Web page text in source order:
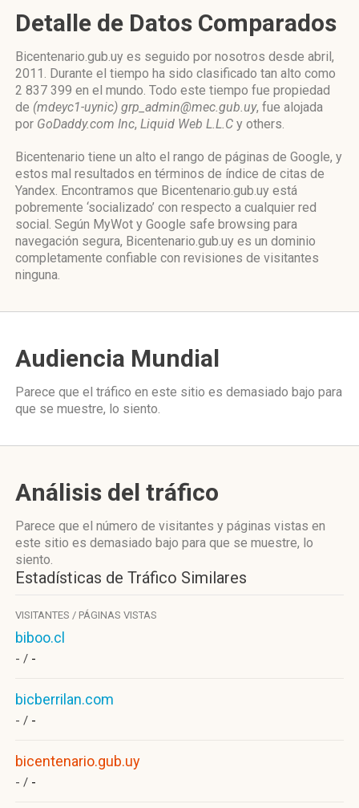
Detalle de Datos Comparados
Bicentenario.gub.uy es seguido por nosotros desde abril,
2011. Durante el tiempo ha sido clasificado tan alto como
2 837 399 en el mundo. Todo este tiempo fue propiedad
de (mdeyc1-uynic) grp_admin@mec.gub.uy, fue alojada
por GoDaddy.com Inc, Liquid Web L.L.C y others.
Bicentenario tiene un alto el rango de páginas de Google, y
estos mal resultados en términos de índice de citas de
Yandex. Encontramos que Bicentenario.gub.uy está
pobremente ‘socializado’ con respecto a cualquier red
social. Según MyWot y Google safe browsing para
navegación segura, Bicentenario.gub.uy es un dominio
completamente confiable con revisiones de visitantes
ninguna.
Audiencia Mundial
Parece que el tráfico en este sitio es demasiado bajo para
que se muestre, lo siento.
Análisis del tráfico
Parece que el número de visitantes y páginas vistas en
este sitio es demasiado bajo para que se muestre, lo
siento.
Estadísticas de Tráfico Similares
VISITANTES / PÁGINAS VISTAS
biboo.cl
- / -
bicberrilan.com
- / -
bicentenario.gub.uy
- / -